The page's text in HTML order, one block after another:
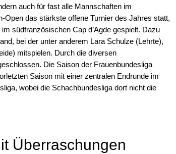
auch für fast alle Mannschaften im
das stärkste offene Turnier des Jahres statt,
südfranzösischen Cap d’Agde gespielt. Dazu
bei der unter anderem Lara Schulze (Lehrte),
mitspielen. Durch die diversen
Die Saison der Frauenbundesliga
Saison mit einer zentralen Endrunde im
wobei die Schachbundesliga dort nicht die
Überraschungen